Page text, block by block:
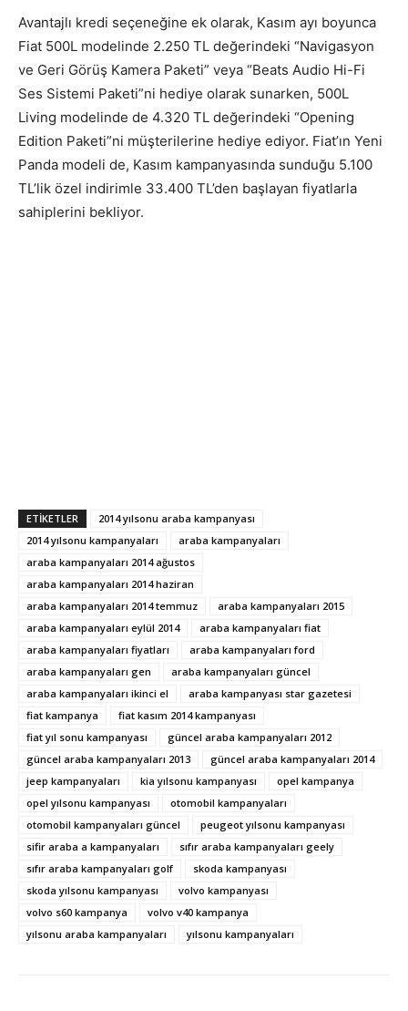
Avantajlı kredi seçeneğine ek olarak, Kasım ayı boyunca
Fiat 500L modelinde 2.250 TL değerindeki “Navigasyon
ve Geri Görüş Kamera Paketi” veya “Beats Audio Hi-Fi
Ses Sistemi Paketi”ni hediye olarak sunarken, 500L
Living modelinde de 4.320 TL değerindeki “Opening
Edition Paketi”ni müşterilerine hediye ediyor. Fiat’ın Yeni
Panda modeli de, Kasım kampanyasında sunduğu 5.100
TL’lik özel indirimle 33.400 TL’den başlayan fiyatlarla
sahiplerini bekliyor.
ETIKETLER
2014 yılsonu araba kampanyası
2014 yılsonu kampanyaları
araba kampanyaları
araba kampanyaları 2014 ağustos
araba kampanyaları 2014 haziran
araba kampanyaları 2014 temmuz
araba kampanyaları 2015
araba kampanyaları eylül 2014
araba kampanyaları fiat
araba kampanyaları fiyatları
araba kampanyaları ford
araba kampanyaları gen
araba kampanyaları güncel
araba kampanyaları ikinci el
araba kampanyası star gazetesi
fiat kampanya
fiat kasım 2014 kampanyası
fiat yıl sonu kampanyası
güncel araba kampanyaları 2012
güncel araba kampanyaları 2013
güncel araba kampanyaları 2014
jeep kampanyaları
kia yılsonu kampanyası
opel kampanya
opel yılsonu kampanyası
otomobil kampanyaları
otomobil kampanyaları güncel
peugeot yılsonu kampanyası
sifir araba a kampanyaları
sıfır araba kampanyaları geely
sıfır araba kampanyaları golf
skoda kampanyası
skoda yılsonu kampanyası
volvo kampanyası
volvo s60 kampanya
volvo v40 kampanya
yılsonu araba kampanyaları
yılsonu kampanyaları